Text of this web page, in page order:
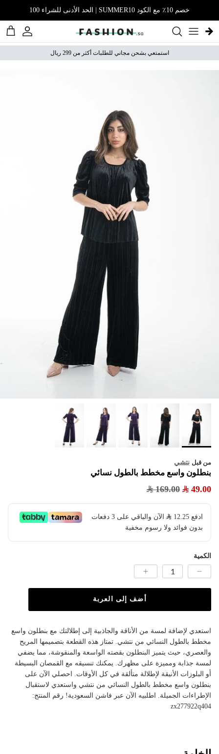
خصم 10٪ مع الكود SUMMER10 | الحد الأدنى للشراء 100
الحساب
استمتعي بشحن مجاني للطلبات أكثر من 299 ريال
من قبل نتشي
بنطلون واسع مخطط بالطول نسائي
49.00
169.00
ادفع 12.25
​ الآن والباقي على 3 دفعات
بدون فوائد ولا رسوم مخفية
الكمية
أضف إلى العربة
استعدي لإضافة لمسة من الأناقة والجاذبية إلى إطلالتك مع بنطلون واسع
مخطط بالطول النسائي من نتشي. تمتاز هذه القطعة بتصميمها المريح
والعصري، حيث يتميز البنطلون بقصته الواسعة والمنقوشة، مما يضفي
لمسة جذابة ومميزة على مظهرك. يمكنك تنسيقه مع القمصان البسيطة
أو البلوزات الأنيقة لإطلالة متألقة في كل الأوقات. احصلي الآن على
بنطلون واسع مخطط بالطول النسائي من نتشي واستعدي لاستقبال
الإطراءات الجميلة. اطلبيه الآن عبر فاشن السعودية! رقم المنتج:
zx277922q404